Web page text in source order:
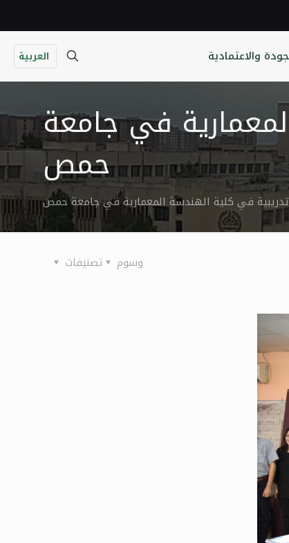
والاعتمادية العربية
في جامعة
حمص
في كلية الهندسة المعمارية في جامعة حمص
تصنيفات وسوم